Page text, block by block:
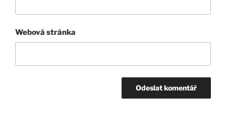
Webová stránka